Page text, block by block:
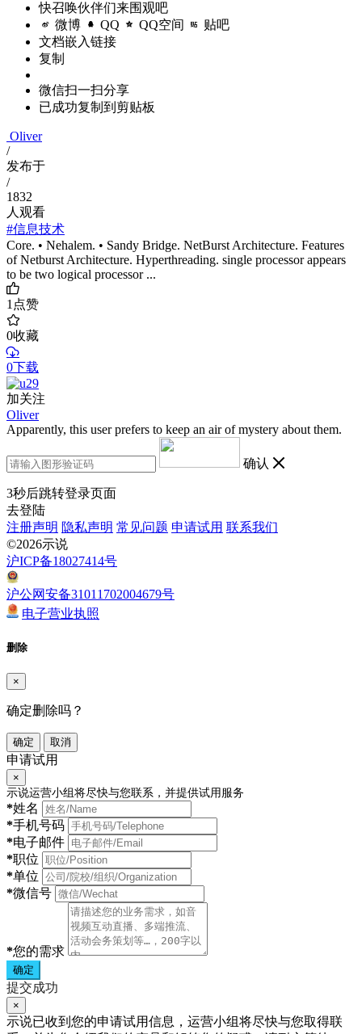
快召唤伙伴们来围观吧
微博 QQ QQ空间 贴吧
文档嵌入链接
复制
微信扫一扫分享
已成功复制到剪贴板
Oliver
/
发布于
/
1832
人观看
#信息技术
Core. • Nehalem. • Sandy Bridge. NetBurst Architecture. Features
of Netburst Architecture. Hyperthreading. single processor appears
to be two logical processor ...
1点赞
0收藏
0下载
加关注
Oliver
Apparently, this user prefers to keep an air of mystery about them.
确认
3秒后跳转登录页面
去登陆
注册声明 隐私声明 常见问题 申请试用 联系我们
©2026示说
沪ICP备18027414号
沪公网安备31011702004679号
电子营业执照
删除
×
确定删除吗？
确定 取消
申请试用
×
示说运营小组将尽快与您联系，并提供试用服务
*姓名
*手机号码
*电子邮件
*职位
*单位
*微信号
*您的需求
确定
提交成功
×
示说已收到您的申请试用信息，运营小组将尽快与您取得联